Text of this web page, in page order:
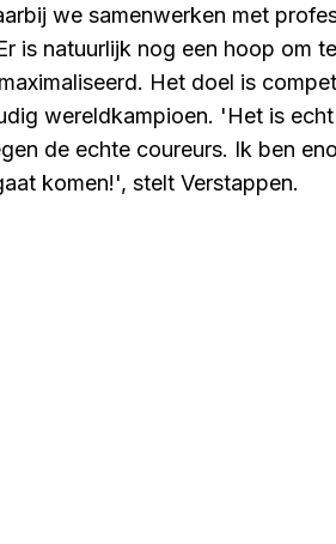
we samenwerken met
is natuurlijk nog een hoop om
Het doel is
wereldkampioen. 'Het is
de echte coureurs. Ik ben
komen!', stelt Verstappen.